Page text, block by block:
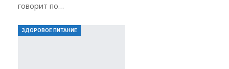
говорит по…
ЗДОРОВОЕ ПИТАНИЕ